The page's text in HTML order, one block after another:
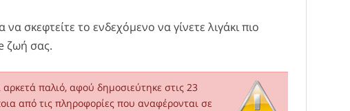
σκεφτείτε το ενδεχόμενο να γίνετε λιγάκι πιο
ζωή σας.
παλιό, αφού δημοσιεύτηκε στις 23
από τις πληροφορίες που αναφέρονται σε